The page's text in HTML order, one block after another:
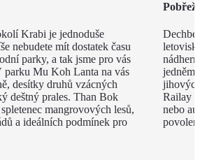
Krabi je jednoduše
nebudete mít dostatek času
parky, a tak jsme pro vás
parku Mu Koh Lanta na vás
desítky druhů vzácných
deštný prales. Than Bok
mangrovových lesů,
a ideálních podmínek pro
Pobřeží
jedněm
Railay
nebo